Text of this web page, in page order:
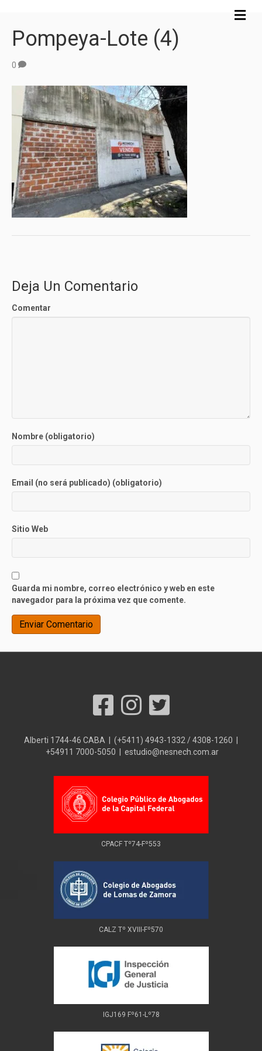
M
e
Pompeya-Lote (4)
0
Deja Un Comentario
Comentar
Nombre (obligatorio)
Email (no será publicado) (obligatorio)
Sitio Web
Guarda mi nombre, correo electrónico y web en este
navegador para la próxima vez que comente.
Alberti 1744-46 CABA | (+5411) 4943-1332 / 4308-1260 |
+54911 7000-5050 | estudio@nesnech.com.ar
CPACF Tº74-Fº553
CALZ Tº XVIII-Fº570
IGJ169 Fº61-Lº78